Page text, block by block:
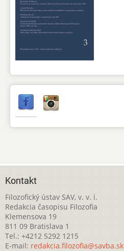
Kontakt
Filozofický ústav SAV, v. v. i.
Redakcia časopisu Filozofia
Klemensova 19
811 09 Bratislava 1
Tel.: +4212 5292 1215
E-mail: redakcia.filozofia@savba.sk